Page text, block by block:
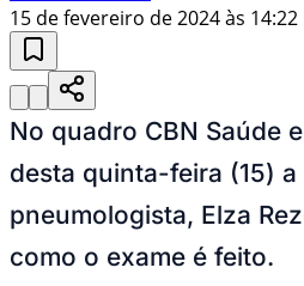
15 de fevereiro de 2024 às 14:22
No quadro CBN Saúde
desta quinta-feira (15) a
pneumologista, Elza
como o exame é feito.